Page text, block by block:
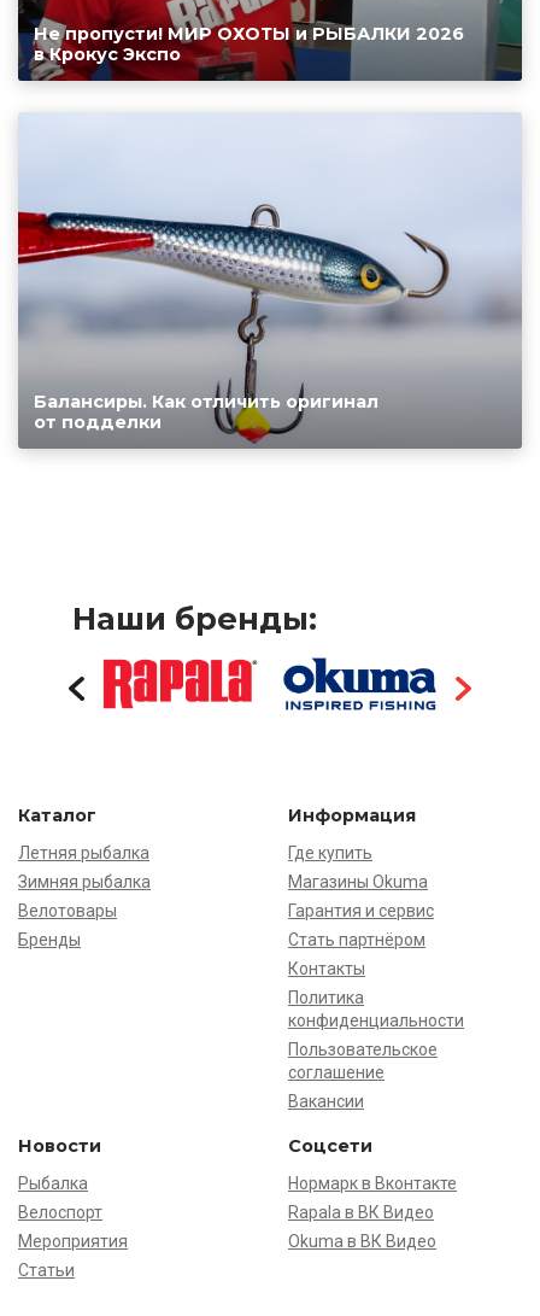
Не пропусти! МИР ОХОТЫ и РЫБАЛКИ 2026
в Крокус Экспо
Балансиры. Как отличить оригинал
от подделки
Наши бренды:
Каталог
Летняя рыбалка
Зимняя рыбалка
Велотовары
Бренды
Информация
Где купить
Магазины Okuma
Гарантия и сервис
Стать партнёром
Контакты
Политика
конфиденциальности
Пользовательское
соглашение
Вакансии
Новости
Рыбалка
Велоспорт
Мероприятия
Статьи
Соцсети
Нормарк в Вконтакте
Rapala в ВК Видео
Okuma в ВК Видео